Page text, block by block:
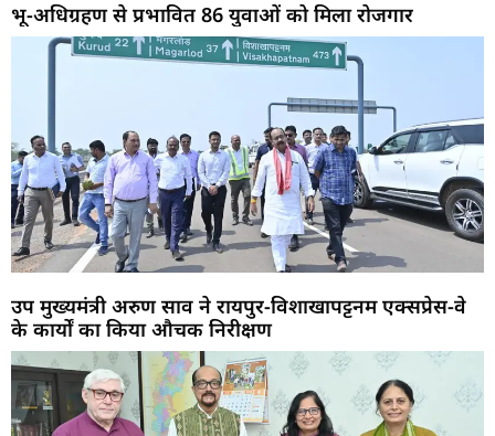
भू-अधिग्रहण से प्रभावित 86 युवाओं को मिला रोजगार
उप मुख्यमंत्री अरुण साव ने रायपुर-विशाखापट्टनम एक्सप्रेस-वे
के कार्यों का किया औचक निरीक्षण